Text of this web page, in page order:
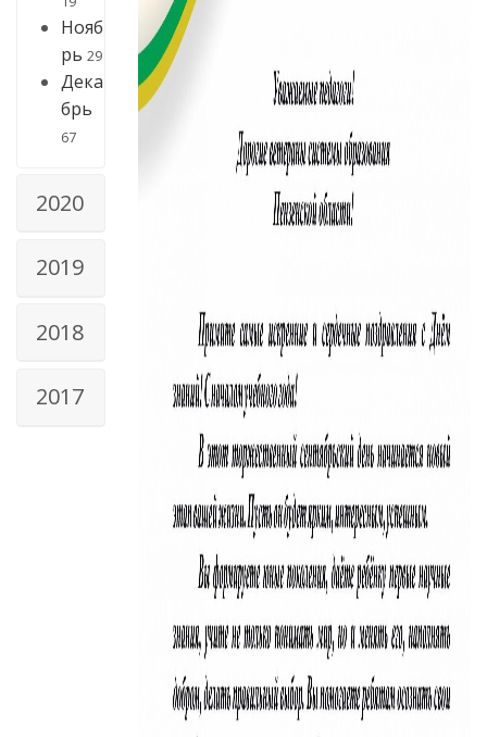
Нояб
рь 29
Дека
брь
67
2020
2019
2018
2017